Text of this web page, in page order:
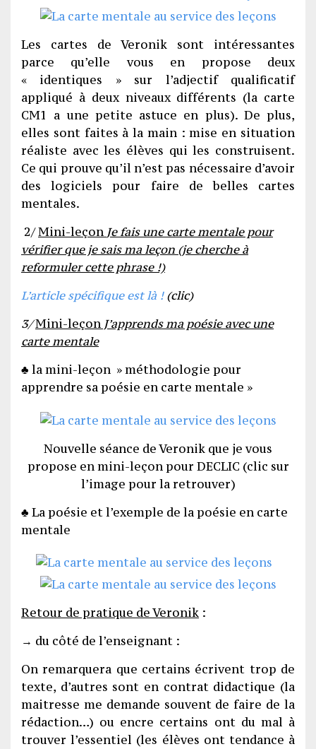
Les cartes de Veronik sont intéressantes
parce qu’elle vous en propose deux
« identiques » sur l’adjectif qualificatif
appliqué à deux niveaux différents (la carte
CM1 a une petite astuce en plus). De plus,
elles sont faites à la main : mise en situation
réaliste avec les élèves qui les construisent.
Ce qui prouve qu’il n’est pas nécessaire d’avoir
des logiciels pour faire de belles cartes
mentales.
2/Mini-leçon Je fais une carte mentale pour
vérifier que je sais ma leçon (je cherche à
reformuler cette phrase !)
L’article spécifique est là !(clic)
3/Mini-leçon J’apprends ma poésie avec une
carte mentale
♣ la mini-leçon » méthodologie pour
apprendre sa poésie en carte mentale »
Nouvelle séance de Veronik que je vous
propose en mini-leçon pour DECLIC (clic sur
l’image pour la retrouver)
♣ La poésie et l’exemple de la poésie en carte
mentale
Retour de pratique de Veronik :
→ du côté de l’enseignant :
On remarquera que certains écrivent trop de
texte, d’autres sont en contrat didactique (la
maitresse me demande souvent de faire de la
rédaction…) ou encre certains ont du mal à
trouver l’essentiel (les élèves ont tendance à